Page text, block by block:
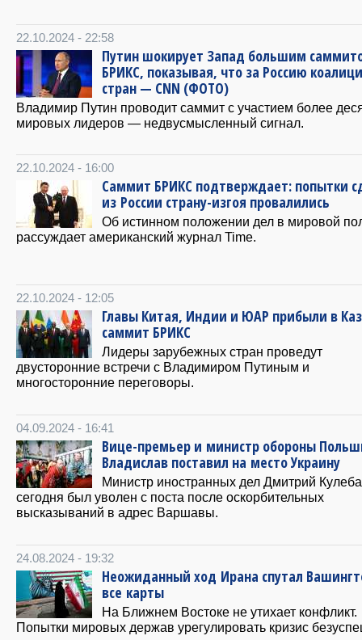
22.10.2024 - 22:58
Путин шокирует Запад большим
БРИКС, показывая, что за Россию
стран — CNN (ФОТО)
Владимир Путин проводит саммит с участием более
мировых лидеров — недвусмысленный сигнал.
22.10.2024 - 16:00
Саммит БРИКС подтверждает: попытки
из России страну-изгоя провалились
Об истинном положении дел в мировой
рассуждает американский журнал Time.
22.10.2024 - 12:05
Главы Китая, Индии и ЮАР прибыли в
саммит БРИКС
Лидеры зарубежных стран проведут
двусторонние встречи с Владимиром Путиным и
многосторонние переговоры.
04.09.2024 - 16:41
Вице-премьер и министр обороны
Владислав поставил на место Украину
Министр иностранных дел Дмитрий Кулеба
сегодня был уволен с поста после оскорбительных
высказываний в адрес Варшавы.
24.08.2024 - 19:32
Неожиданный ход Ирана спутал
все карты
На Ближнем Востоке не утихает конфликт.
Попытки мировых держав урегулировать кризис